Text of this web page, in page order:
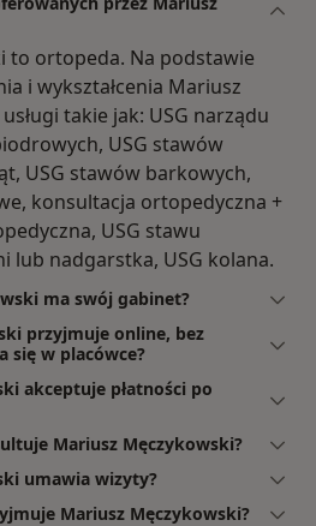
to ortopeda. Na podstawie
i wykształcenia Mariusz
takie jak: USG narządu
USG stawów
USG stawów barkowych,
konsultacja ortopedyczna +
USG stawu
lub nadgarstka, USG kolana.
ma swój gabinet?
przyjmuje online, bez
się w placówce?
akceptuje płatności po
Mariusz Męczykowski?
umawia wizyty?
Mariusz Męczykowski?